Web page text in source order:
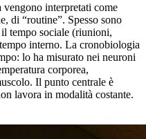
interpretati come
di “routine”. Spesso sono
tempo sociale (riunioni,
interno. La cronobiologia
lo ha misurato nei neuroni
corporea,
Il punto centrale è
lavora in modalità costante.